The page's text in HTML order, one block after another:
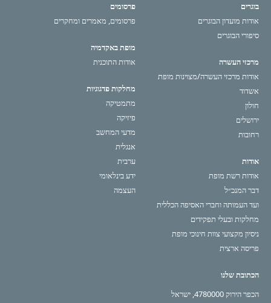
פרסומים
פרסומים, מאמרים ומחקרים
בוגרים
אודות מועדון הבוגרים
סיפורי הבוגרים
מופת באקדמיה
אודות התוכנית
מרכזי העשרה
אודות מרכזי העשרה/מצוינות מופת
אשדוד
חולון
ירושלים
רחובות
מחלקות פדגוגיות
מתמטיקה
פיזיקה
מדעי המחשב
אנגלית
ערבית
ידע בינלאומי
העצמה
אודות
אודות רשת מופת
דבר המנכ״ל
ועד העמותה וחברי האסיפה הכללית
מחלקות ובעלי תפקידים
ניסיון מקצועי צוות חינוכי מופת
פריסה ארצית
הכתובת שלנו
הכפר הירוק 4780000, ישראל